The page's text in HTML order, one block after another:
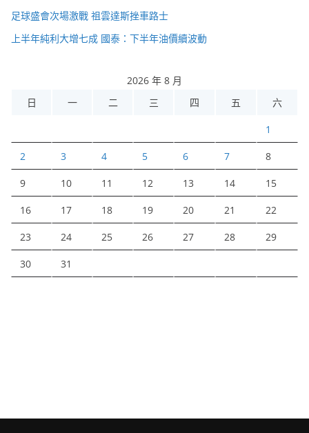
足球盛會次場激戰 祖雲達斯挫車路士
上半年純利大增七成 國泰：下半年油價續波動
2026 年 8 月
日
一 二 三 四 五 六
1
2 3 4 5 6 7 8
9 10 11 12 13 14 15
16 17 18 19 20 21 22
23 24 25 26 27 28 29
30 31